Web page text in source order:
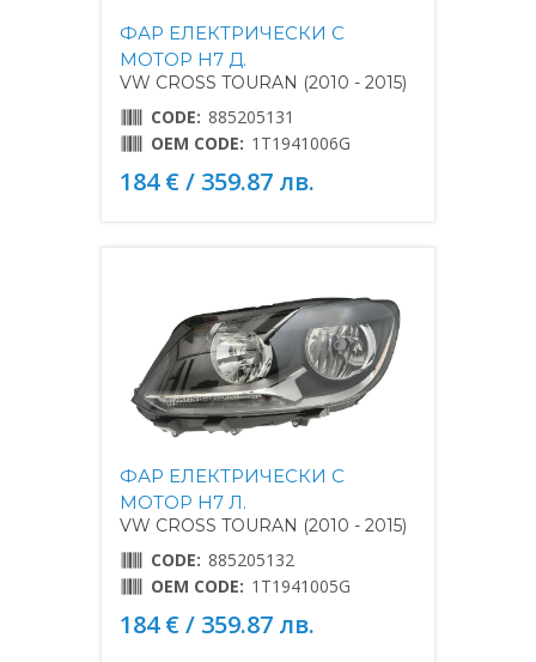
ФАР ЕЛЕКТРИЧЕСКИ С
МОТОР H7 Д.
VW CROSS TOURAN (2010 - 2015)
CODE: 885205131
OEM CODE: 1T1941006G
184 € / 359.87 лв.
ФАР ЕЛЕКТРИЧЕСКИ С
МОТОР H7 Л.
VW CROSS TOURAN (2010 - 2015)
CODE: 885205132
OEM CODE: 1T1941005G
184 € / 359.87 лв.